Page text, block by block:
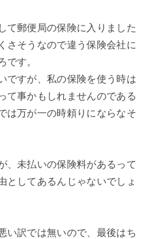
て郵便局の保険に入りました
さそうなので違う保険会社に
です。
ですが、私の保険を使う時は
て事かもしれませんのである
は万が一の時頼りにならなそ
、未払いの保険料があるって
としてあるんじゃないでしょ
い訳では無いので、最後はち